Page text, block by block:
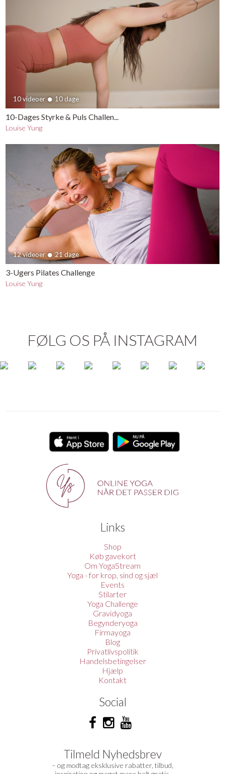
10 videoer 10 dage
10-Dages Styrke & Puls Challen...
Louise Yung
12 videoer 21 dage
3-Ugers Pilates Challenge
Louise Yung
FØLG OS PÅ INSTAGRAM
Links
Shop
Køb gavekort
Om YogaStream
Yoga - for krop, sind og sjæl
Events
Stilarter
Yoga Challenge
Gravidyoga
Begynderyoga
Firmayoga
Blog
Privatlivspolitik
Handelsbetingelser
Hjælp
Kontakt
Social
Tilmeld Nyhedsbrev
– og modtag eksklusive rabatter, tilbud,